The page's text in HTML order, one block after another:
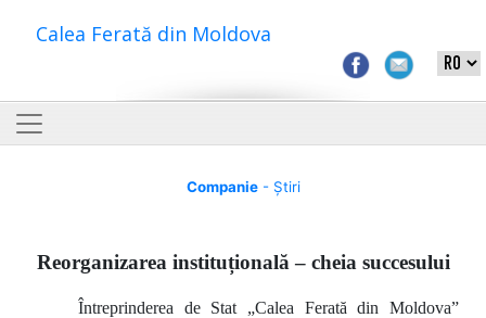
Calea Ferată din Moldova
Companie- Știri
Reorganizarea instituțională – cheia succesului
Întreprinderea de Stat „Calea Ferată din Moldova”